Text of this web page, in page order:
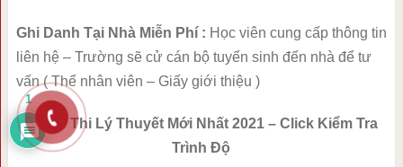
Ghi Danh Tại Nhà Miễn Phí : Học viên cung cấp thông tin
liên hệ – Trường sẽ cử cán bộ tuyển sinh đến nhà để tư
vấn ( Thể nhân viên – Giấy giới thiệu )
Bộ Đề Thi Lý Thuyết Mới Nhất 2021 – Click Kiểm Tra
Trình Độ
1